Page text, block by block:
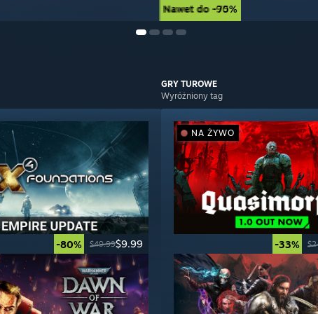
Nawet do -75%
Nawet do -90%
-80% $49.99$9.99
GRY TUROWE
Wyróżniony tag
-33%
NA ŻYWO